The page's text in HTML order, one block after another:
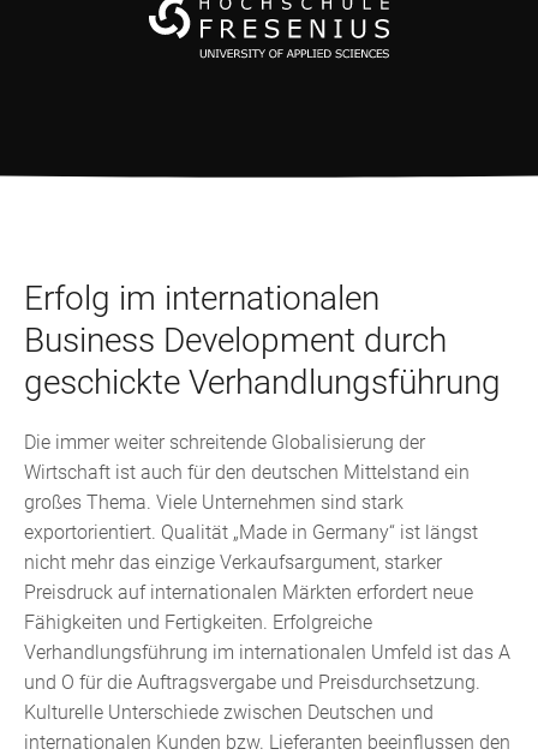
Erfolg im internationalen
Business Development durch
geschickte Verhandlungsführung
Die immer weiter schreitende Globalisierung der
Wirtschaft ist auch für den deutschen Mittelstand ein
großes Thema. Viele Unternehmen sind stark
exportorientiert. Qualität „Made in Germany“ ist längst
nicht mehr das einzige Verkaufsargument, starker
Preisdruck auf internationalen Märkten erfordert neue
Fähigkeiten und Fertigkeiten. Erfolgreiche
Verhandlungsführung im internationalen Umfeld ist das A
und O für die Auftragsvergabe und Preisdurchsetzung.
Kulturelle Unterschiede zwischen Deutschen und
internationalen Kunden bzw. Lieferanten beeinflussen den